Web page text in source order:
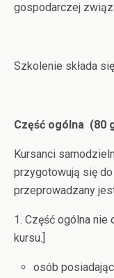
gospodarczej
Szkolenie składa
Część ogólna (80
Kursanci
przygotowują się
przeprowadzany
1. Część ogólna
kursu.]
osób